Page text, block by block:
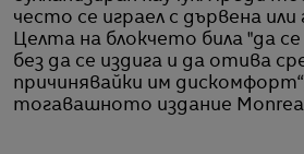
често се играел с дървена
Целта на блокчето била "да се
без да се издига и да отива
причинявайки им
тогавашното издание